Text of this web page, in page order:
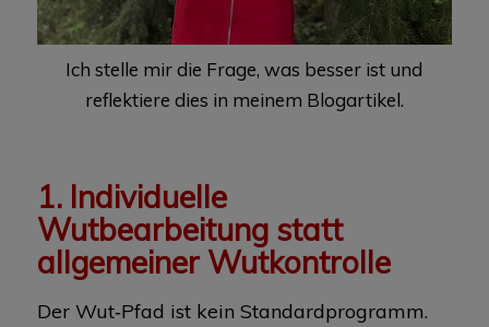
Ich stelle mir die Frage, was besser ist und
reflektiere dies in meinem Blogartikel.
1. Individuelle
Wutbearbeitung statt
allgemeiner Wutkontrolle
Der Wut‑Pfad ist kein Standardprogramm.